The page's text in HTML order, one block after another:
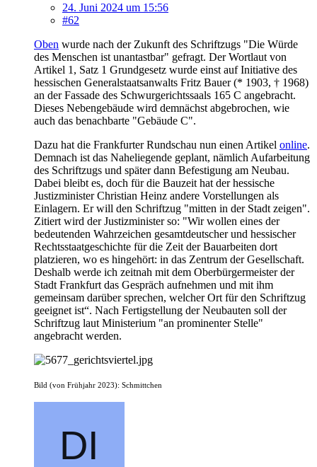
24. Juni 2024 um 15:56
#62
Oben wurde nach der Zukunft des Schriftzugs "Die Würde
des Menschen ist unantastbar" gefragt. Der Wortlaut von
Artikel 1, Satz 1 Grundgesetz wurde einst auf Initiative des
hessischen Generalstaatsanwalts Fritz Bauer (* 1903, † 1968)
an der Fassade des Schwurgerichtssaals 165 C angebracht.
Dieses Nebengebäude wird demnächst abgebrochen, wie
auch das benachbarte "Gebäude C".
Dazu hat die Frankfurter Rundschau nun einen Artikel online.
Demnach ist das Naheliegende geplant, nämlich Aufarbeitung
des Schriftzugs und später dann Befestigung am Neubau.
Dabei bleibt es, doch für die Bauzeit hat der hessische
Justizminister Christian Heinz andere Vorstellungen als
Einlagern. Er will den Schriftzug "mitten in der Stadt zeigen".
Zitiert wird der Justizminister so: "Wir wollen eines der
bedeutenden Wahrzeichen gesamtdeutscher und hessischer
Rechtsstaatgeschichte für die Zeit der Bauarbeiten dort
platzieren, wo es hingehört: in das Zentrum der Gesellschaft.
Deshalb werde ich zeitnah mit dem Oberbürgermeister der
Stadt Frankfurt das Gespräch aufnehmen und mit ihm
gemeinsam darüber sprechen, welcher Ort für den Schriftzug
geeignet ist“. Nach Fertigstellung der Neubauten soll der
Schriftzug laut Ministerium "an prominenter Stelle"
angebracht werden.
Bild (von Frühjahr 2023): Schmittchen